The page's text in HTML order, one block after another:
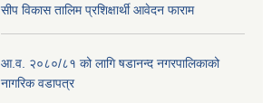
सीप विकास तालिम प्रशिक्षार्थी आवेदन फाराम
आ.व. २०८०/८१ को लागि षडानन्द नगरपालिकाको
नागरिक वडापत्र